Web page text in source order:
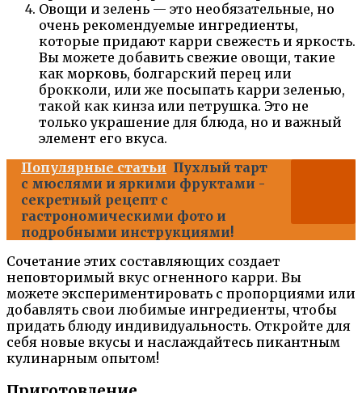
Овощи и зелень — это необязательные, но
очень рекомендуемые ингредиенты,
которые придают карри свежесть и яркость.
Вы можете добавить свежие овощи, такие
как морковь, болгарский перец или
брокколи, или же посыпать карри зеленью,
такой как кинза или петрушка. Это не
только украшение для блюда, но и важный
элемент его вкуса.
Популярные статьи Пухлый тарт
с мюслями и яркими фруктами -
секретный рецепт с
гастрономическими фото и
подробными инструкциями!
Сочетание этих составляющих создает
неповторимый вкус огненного карри. Вы
можете экспериментировать с пропорциями или
добавлять свои любимые ингредиенты, чтобы
придать блюду индивидуальность. Откройте для
себя новые вкусы и наслаждайтесь пикантным
кулинарным опытом!